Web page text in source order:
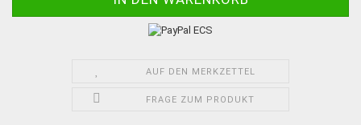
AUF DEN MERKZETTEL
FRAGE ZUM PRODUKT